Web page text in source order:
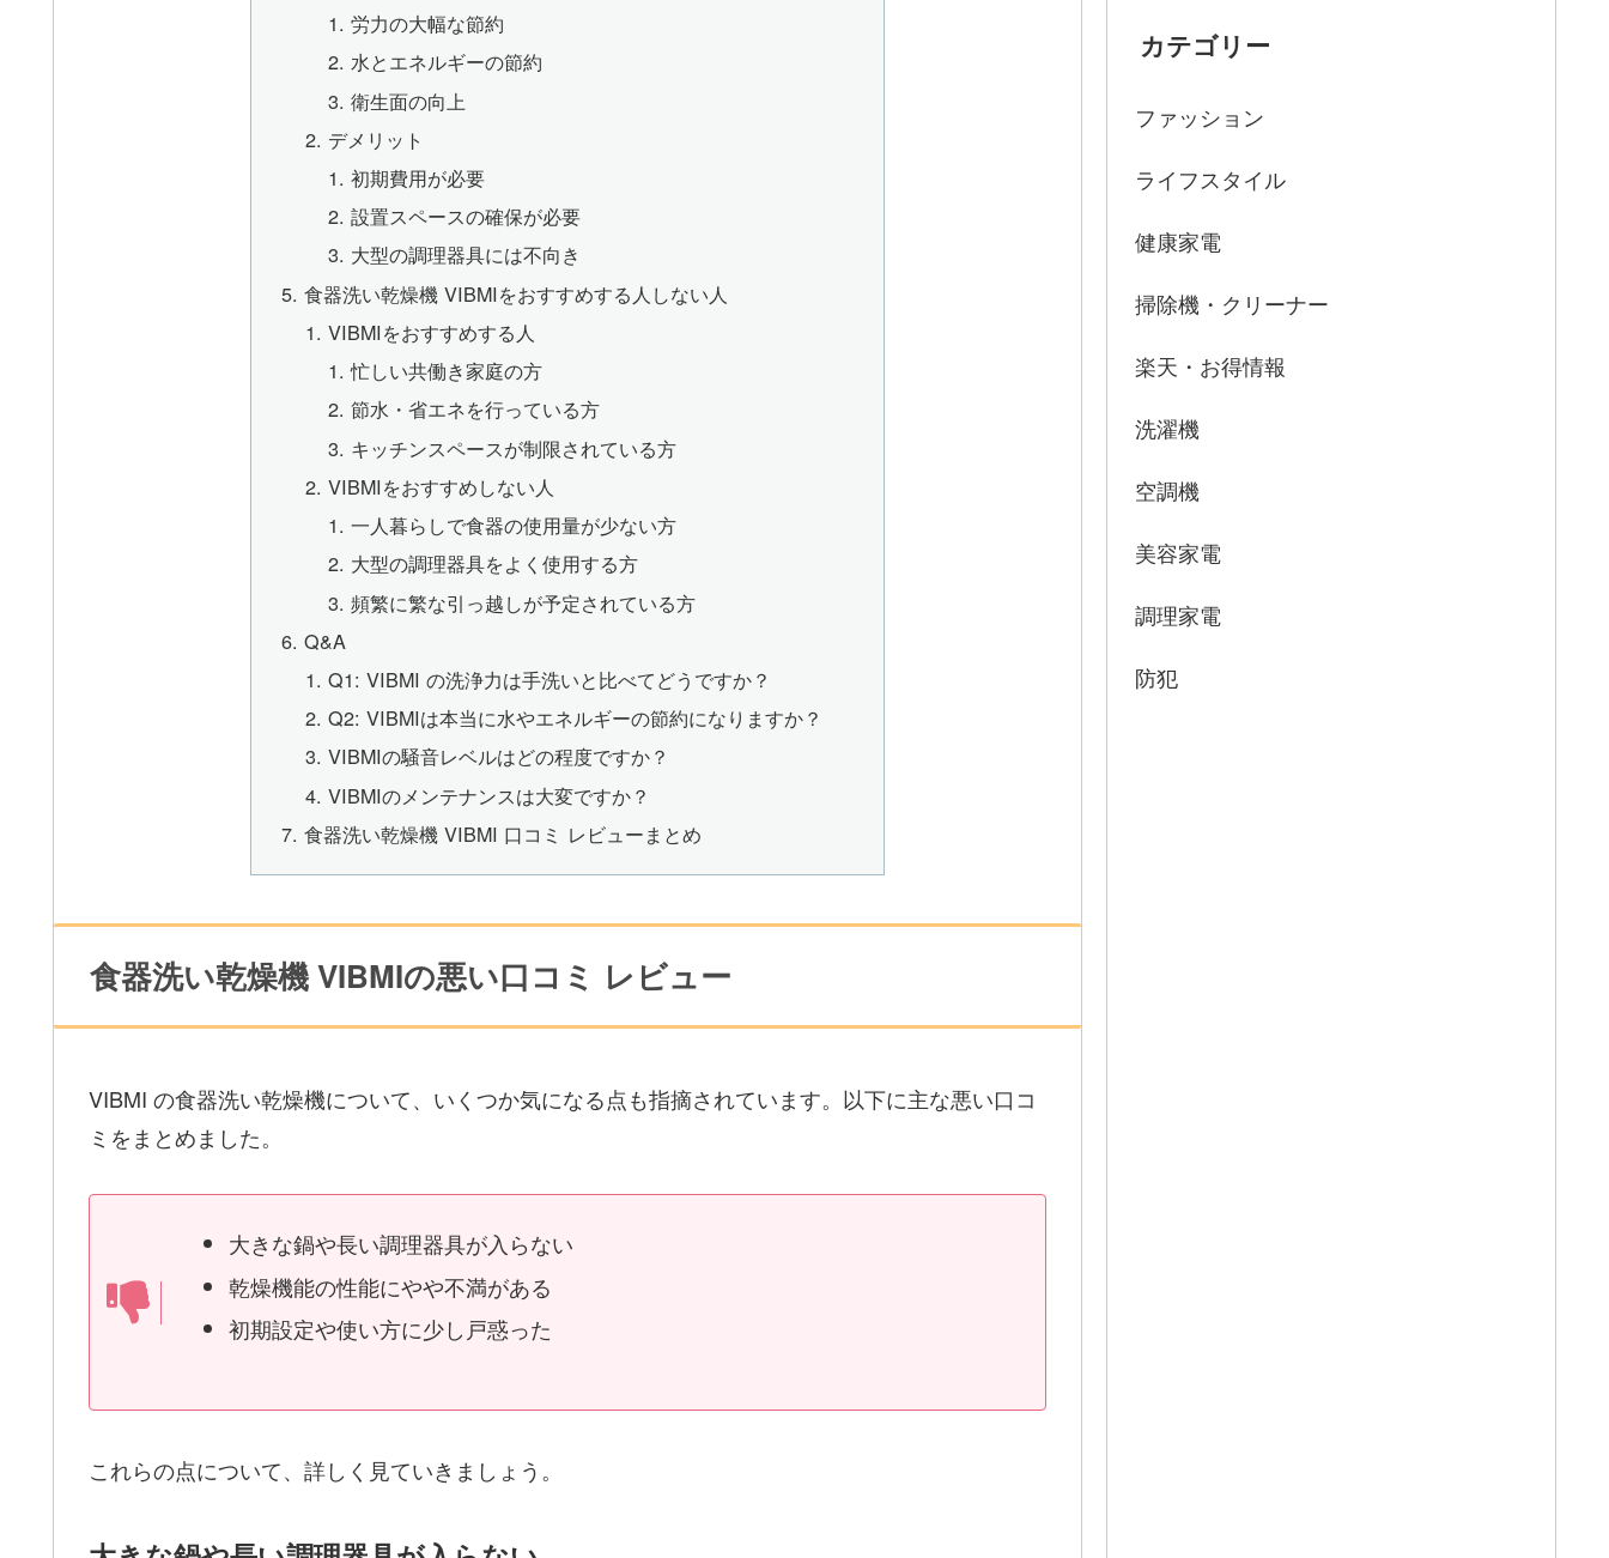
労力の大幅な節約
水とエネルギーの節約
衛生面の向上
デメリット
初期費用が必要
設置スペースの確保が必要
大型の調理器具には不向き
食器洗い乾燥機 VIBMIをおすすめする人しない人
VIBMIをおすすめする人
忙しい共働き家庭の方
節水・省エネを行っている方
キッチンスペースが制限されている方
VIBMIをおすすめしない人
一人暮らしで食器の使用量が少ない方
大型の調理器具をよく使用する方
頻繁に繁な引っ越しが予定されている方
Q&A
Q1: VIBMI の洗浄力は手洗いと比べてどうですか？
Q2: VIBMIは本当に水やエネルギーの節約になりますか？
VIBMIの騒音レベルはどの程度ですか？
VIBMIのメンテナンスは大変ですか？
食器洗い乾燥機 VIBMI 口コミ レビューまとめ
食器洗い乾燥機 VIBMIの悪い口コミ レビュー
VIBMI の食器洗い乾燥機について、いくつか気になる点も指摘されています。以下に主な悪い口コ
ミをまとめました。
大きな鍋や長い調理器具が入らない
乾燥機能の性能にやや不満がある
初期設定や使い方に少し戸惑った
これらの点について、詳しく見ていきましょう。
Q2: VIBMIは本当に水やエネルギーの
VIBMIの騒音レベルはどの程度です
VIBMIのメンテナンスは大変ですか？
食器洗い乾燥機 VIBMI 口コミ レビュー
カテゴリー
ファッション
ライフスタイル
健康家電
掃除機・クリーナー
楽天・お得情報
洗濯機
空調機
美容家電
調理家電
防犯